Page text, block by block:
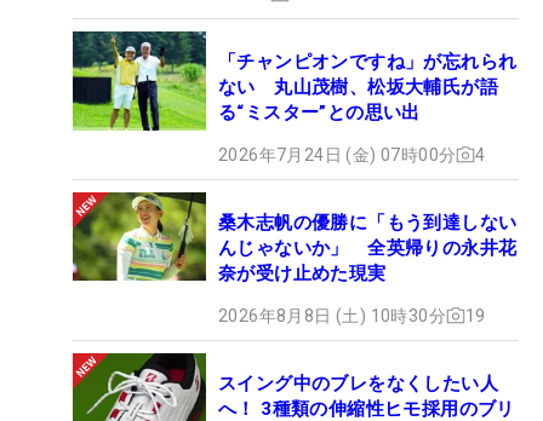
「チャンピオンですね」が忘れられ
ない 丸山茂樹、松坂大輔氏が語
る“ミスター”との思い出
2026年7月24日 (金) 07時00分 4
桑木志帆の優勝に「もう到達しない
んじゃないか」 全英帰りの永井花
奈が受け止めた現実
2026年8月8日 (土) 10時30分 19
スイング中のブレをなくしたい人
へ！ 3種類の伸縮性ヒモ採用のブリ